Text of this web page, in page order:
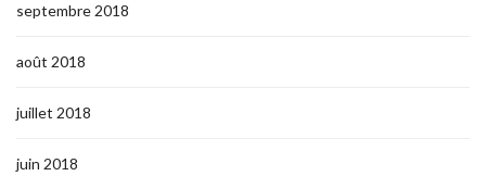
septembre 2018
août 2018
juillet 2018
juin 2018